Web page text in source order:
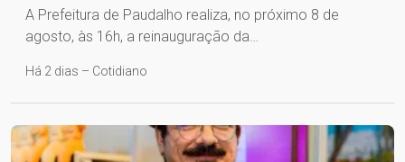
A Prefeitura de Paudalho realiza, no próximo 8 de
agosto, às 16h, a reinauguração da…
Há 2 dias – Cotidiano